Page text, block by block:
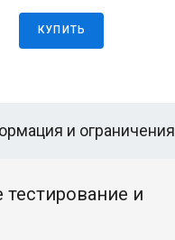
КУПИТЬ
и ограничения
тестирование и